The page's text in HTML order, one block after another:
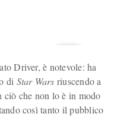
Driver, è notevole: ha
di Star Wars riuscendo a
ciò che non lo è in modo
così tanto il pubblico